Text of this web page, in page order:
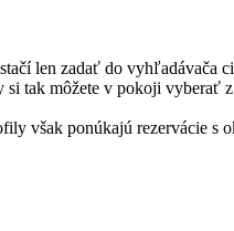
len zadať do vyhľadávača
tak môžete v pokoji vyberať
však ponúkajú rezervácie s